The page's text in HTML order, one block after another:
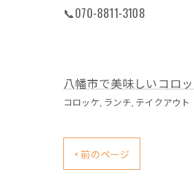
📞070-8811-3108
八幡市で美味しいコロ
コロッケ ランチ テイクアウト
< 前のページ